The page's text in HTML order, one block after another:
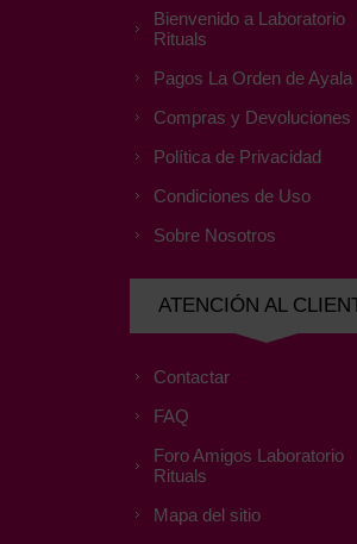
Bienvenido a Laboratorio
Rituals
Pagos La Orden de Ayala
Compras y Devoluciones
Política de Privacidad
Condiciones de Uso
Sobre Nosotros
ATENCIÓN AL
Contactar
FAQ
Foro Amigos Laboratorio
Rituals
Mapa del sitio